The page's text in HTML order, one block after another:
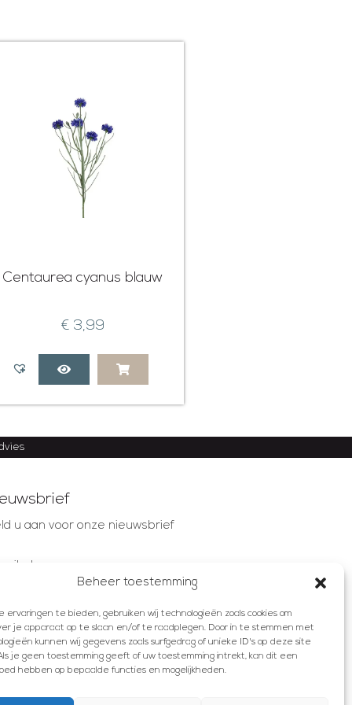
Beheer toestemming
ervaringen te bieden, gebruiken wij technologieën zoals cookies om
je apparaat op te slaan en/of te raadplegen. Door in te stemmen met
kunnen wij gegevens zoals surfgedrag of unieke ID's op deze site
je geen toestemming geeft of uw toestemming intrekt, kan dit een
hebben op bepaalde functies en mogelijkheden.
Centaurea cyanus blauw
€ 3,99
u aan voor onze nieuwsbrief